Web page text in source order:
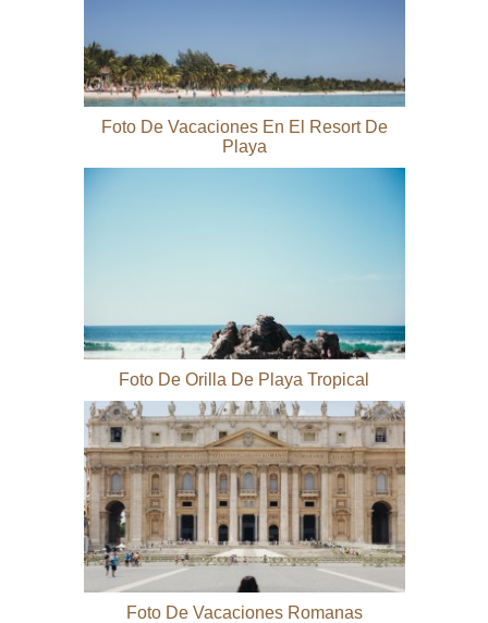
Foto De Vacaciones En El Resort De
Playa
Foto De Orilla De Playa Tropical
Foto De Vacaciones Romanas